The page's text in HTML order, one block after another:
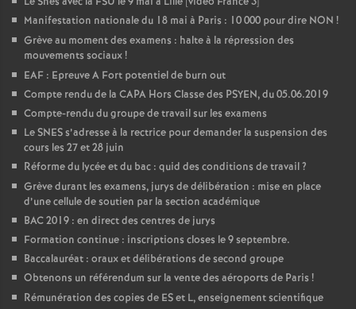
Manifestation nationale du 18 mai à Paris : 10 000 pour dire NON !
Grève au moment des examens : halte à la répression des
mouvements sociaux!
EAF : Epreuve A Fort potentiel de burn out
Compte rendu de la CAPA Hors Classe des PSYEN, du 05.06.2019
Compte-rendu du groupe de travail sur les examens
Le SNES s’adresse à la rectrice pour demander la suspension des
cours les 27 et 28 juin
Réforme du lycée et du bac : quid des conditions de travail?
Grève durant les examens, jurys de délibération : mise en place
d’une cellule de soutien par la section académique
BAC 2019 : en direct des centres de jurys
Formation continue : inscriptions closes le 9 septembre.
Baccalauréat : oraux et délibérations de second groupe
Obtenons un référendum sur la vente des aéroports de Paris !
Rémunération des copies de ES et L, enseignement scientifique